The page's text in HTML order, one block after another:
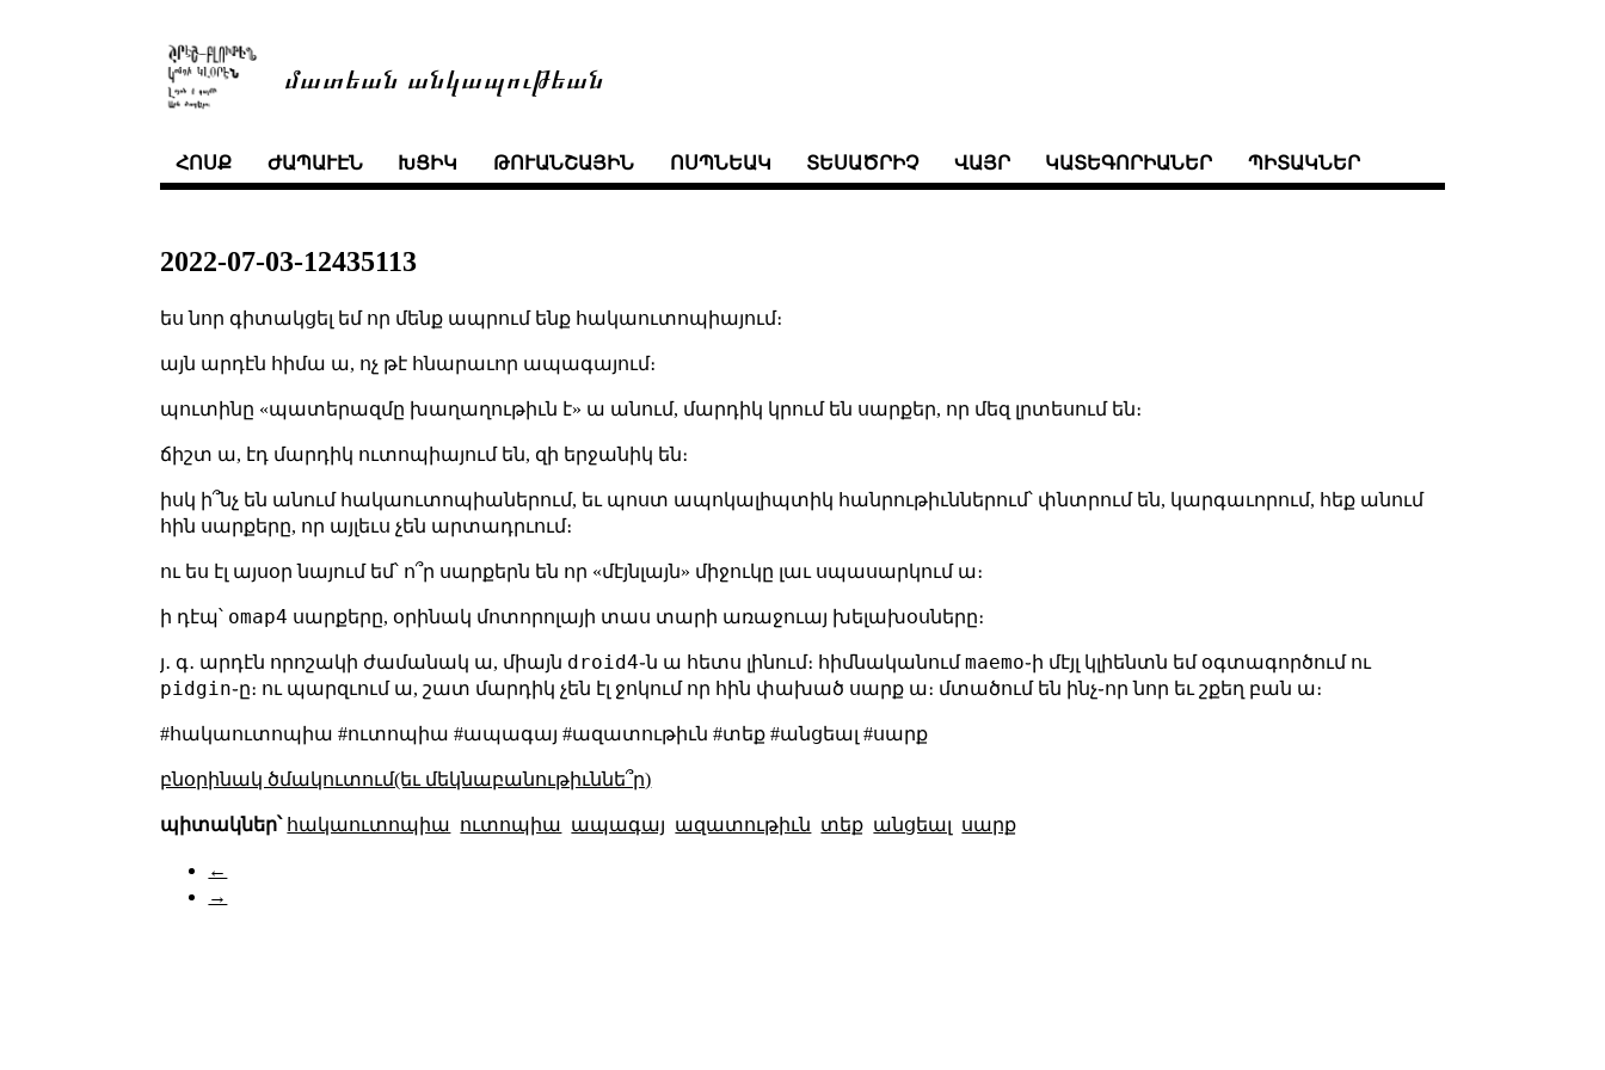
մատեան անկապութեան
ՀՈՍՔ ԺԱՊԱՒԷՆ ԽՑԻԿ ԹՈՒԱՆՇԱՅԻՆ ՈՍՊՆԵԱԿ ՏԵՍԱԾՐԻՉ ՎԱՅՐ ԿԱՏԵԳՈՐԻԱՆԵՐ ՊԻՏԱԿՆԵՐ
2022-07-03-12435113
ես նոր գիտակցել եմ որ մենք ապրում ենք հակաուտոպիայում։
այն արդէն հիմա ա, ոչ թէ հնարաւոր ապագայում։
պուտինը «պատերազմը խաղաղութիւն է» ա անում, մարդիկ կրում են սարքեր, որ մեզ լրտեսում են։
ճիշտ ա, էդ մարդիկ ուտոպիայում են, զի երջանիկ են։
իսկ ի՞նչ են անում հակաուտոպիաներում, եւ պոստ ապոկալիպտիկ հանրութիւններում՝ փնտրում են, կարգաւորում, հեք անում
հին սարքերը, որ այլեւս չեն արտադրւում։
ու ես էլ այսօր նայում եմ՝ ո՞ր սարքերն են որ «մէյնլայն» միջուկը լաւ սպասարկում ա։
ի դէպ՝ omap4 սարքերը, օրինակ մոտորոլայի տաս տարի առաջուայ խելախօսները։
յ․ գ․ արդէն որոշակի ժամանակ ա, միայն droid4֊ն ա հետս լինում։ հիմնականումmaemo֊ի մէյլ կլիենտն եմ օգտագործում ու
pidgin֊ը։ ու պարզւում ա, շատ մարդիկ չեն էլ ջոկում որ հին փախած սարք ա։ մտածում են ինչ֊որ նոր եւ շքեղ բան ա։
#հակաուտոպիա #ուտոպիա #ապագայ #ազատութիւն #տեք #անցեալ #սարք
բնօրինակ ծմակուտում(եւ մեկնաբանութիւննե՞ր)
պիտակներ՝ հակաուտոպիա ուտոպիա ապագայ ազատութիւն տեք անցեալ սարք
←
→